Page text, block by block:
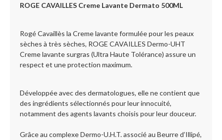
ROGE CAVAILLES Creme Lavante Dermato 500ML
Rogé Cavaillès la Creme lavante formulée pour les peaux
sèches à très sèches, ROGE CAVAILLES Dermo-UHT
Creme lavante surgras (Ultra Haute Tolérance) assure un
respect et une protection maximum.
Développée avec des dermatologues, elle ne contient que
des ingrédients sélectionnés pour leur innocuité,
notamment des agents lavants choisis pour leur douceur.
Grâce au complexe Dermo-U.H.T. associé au Beurre d’Illipé,